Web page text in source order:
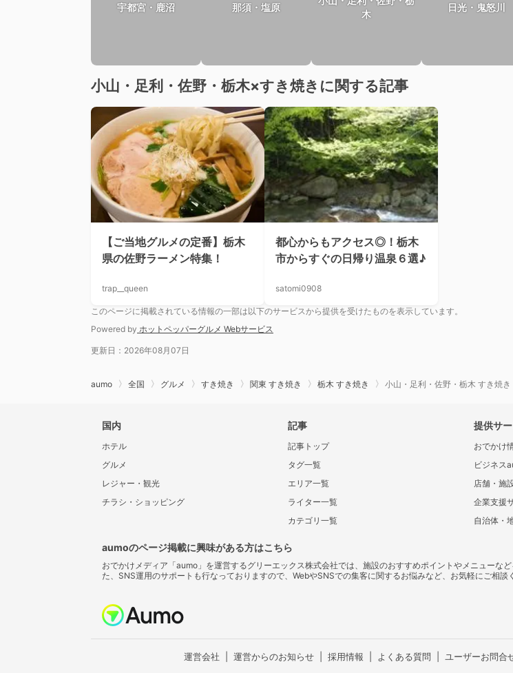
宇都宮・鹿沼 那須・塩原
木
日光・鬼怒川
小山・足利・佐野・栃木×すき焼きに関する記事
【ご当地グルメの定番】栃木
県の佐野ラーメン特集！
trap__queen
都心からもアクセス◎！栃木
市からすぐの日帰り温泉６選♪
satomi0908
このページに掲載されている情報の一部は以下のサービスから提供を受けたものを表示しています。
Powered by ホットペッパーグルメ Webサービス
更新日：2026年08月07日
aumo 全国 グルメ すき焼き 関東 すき焼き 栃木 すき焼き 小山・足利・佐野・栃木 すき焼き
国内
ホテル
グルメ
レジャー・観光
チラシ・ショッピング
記事
記事トップ
タグ一覧
エリア一覧
ライター一覧
カテゴリ一覧
提供サ
おでかけ
ビジネス
店舗・施
企業支援
自治体・
aumoのページ掲載に興味がある方はこちら
おでかけメディア「aumo」を運営するグリーエックス株式会社では、施設のおすすめポイントやメニューな
た、SNS運用のサポートも行なっておりますので、WebやSNSでの集客に関するお悩みなど、お気軽にご相談
運営会社 運営からのお知らせ 採用情報 よくある質問 ユーザーお問合